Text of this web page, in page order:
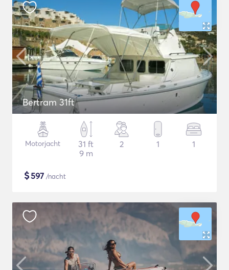
Bertram 31ft
Motorjacht
31 ft
9 m
2 1 1
$597 /nacht